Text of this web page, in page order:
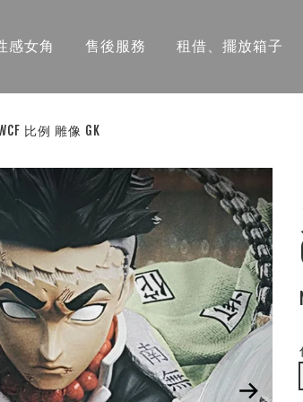
感女角 售後服務 租借、擺放箱子
比例 雕像 GK